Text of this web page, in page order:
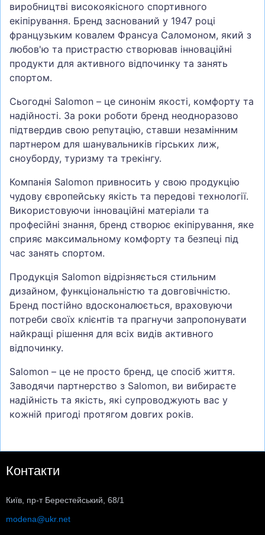
виробництві високоякісного спортивного
екіпірування. Бренд заснований у 1947 році
французьким ковалем Франсуа Саломоном, який з
любов'ю та пристрастю створював інноваційні
продукти для активного відпочинку та занять
спортом.
Сьогодні Salomon – це синонім якості, комфорту та
надійності. За роки роботи бренд неодноразово
підтвердив свою репутацію, ставши незамінним
партнером для шанувальників гірських лиж,
сноуборду, туризму та трекінгу.
Компанія Salomon привносить у свою продукцію
чудову європейську якість та передові технології.
Використовуючи інноваційні матеріали та
професійні знання, бренд створює екіпірування, яке
сприяє максимальному комфорту та безпеці під
час занять спортом.
Продукція Salomon відрізняється стильним
дизайном, функціональністю та довговічністю.
Бренд постійно вдосконалюється, враховуючи
потреби своїх клієнтів та прагнучи запропонувати
найкращі рішення для всіх видів активного
відпочинку.
Salomon – це не просто бренд, це спосіб життя.
Заводячи партнерство з Salomon, ви вибираєте
надійність та якість, які супроводжують вас у
кожній пригоді протягом довгих років.
Контакти
Київ, пр-т Берестейський, 68/1
modena@ukr.net